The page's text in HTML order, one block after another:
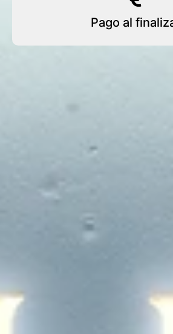
Pago al